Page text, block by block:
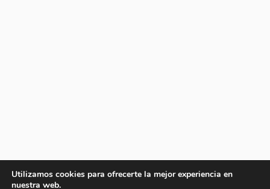
Utilizamos cookies para ofrecerte la mejor experiencia en
nuestra web.